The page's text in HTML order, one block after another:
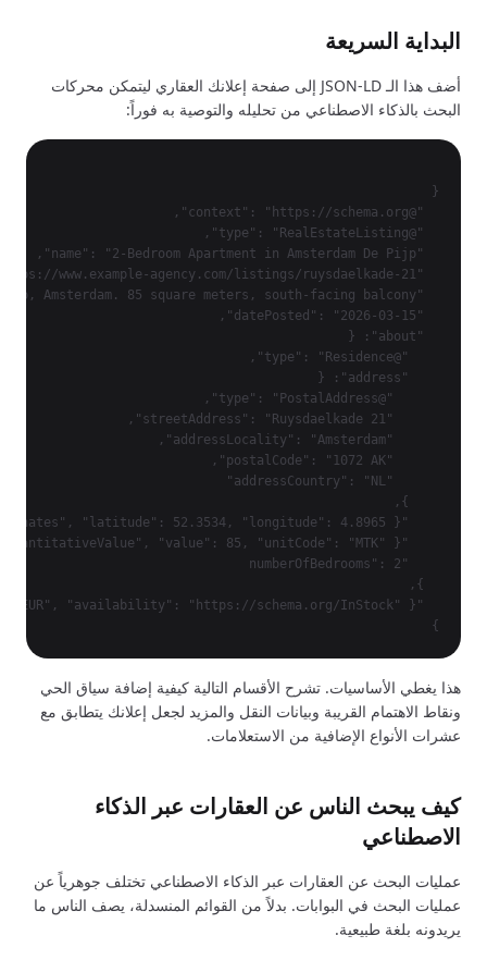
البداية السريعة
أضف هذا الـ JSON-LD إلى صفحة إعلانك العقاري ليتمكن محركات
البحث بالذكاء الاصطناعي من تحليله والتوصية به فوراً:
}
هذا يغطي الأساسيات. تشرح الأقسام التالية كيفية إضافة سياق الحي
ونقاط الاهتمام القريبة وبيانات النقل والمزيد لجعل إعلانك يتطابق مع
عشرات الأنواع الإضافية من الاستعلامات.
كيف يبحث الناس عن العقارات عبر الذكاء
الاصطناعي
عمليات البحث عن العقارات عبر الذكاء الاصطناعي تختلف جوهرياً عن
عمليات البحث في البوابات. بدلاً من القوائم المنسدلة، يصف الناس ما
يريدونه بلغة طبيعية.